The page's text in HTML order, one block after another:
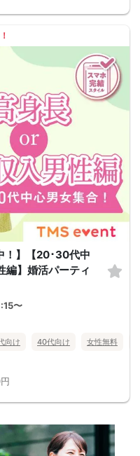
！】【20･30代中
】婚活パーティ
〜
向け 40代向け 女性無料